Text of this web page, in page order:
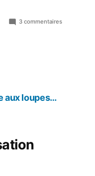
3 commentairessur
aux loupes…